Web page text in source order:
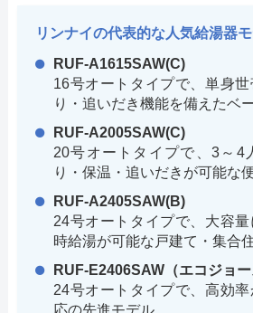
リンナイの代表的な人気給湯器
RUF-A1615SAW(C)
16号オートタイプで、単身
り・追いだき機能を備えたベ
RUF-A2005SAW(C)
20号オートタイプで、3～4
り・保温・追いだきが可能な
RUF-A2405SAW(B)
24号オートタイプで、大容
時給湯が可能な戸建て・集合
RUF-E2406SAW（エコジョー
24号オートタイプで、高効
応の先進モデル。